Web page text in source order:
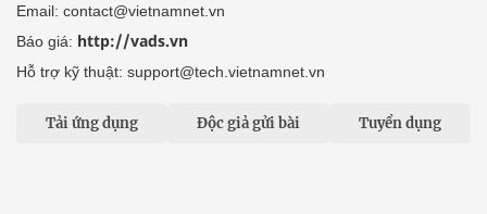
Email: contact@vietnamnet.vn
Báo giá: http://vads.vn
Hỗ trợ kỹ thuật: support@tech.vietnamnet.vn
Tải ứng dụng Độc giả gửi bài Tuyển dụng